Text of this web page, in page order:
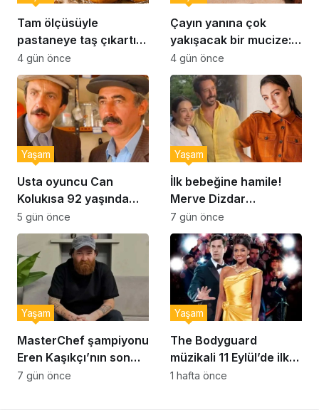
Tam ölçüsüyle
pastaneye taş çıkartır:
Şekerpare tarifi
4 gün önce
Çayın yanına çok
yakışacak bir mucize:
Brownie tadında ıslak
kurabiye tarifi…
4 gün önce
Usta oyuncu Can
Kolukısa 92 yaşında
hayatını kaybetti
Yaşam
5 gün önce
İlk bebeğine hamile!
Merve Dizdar
sessizliğini bozdu: ‘İsim
bulmak çok zor’
Yaşam
7 gün önce
MasterChef şampiyonu
Eren Kaşıkçı’nın son
anlarındaki kahreden
Yaşam
7 gün önce
The Bodyguard
müzikali 11 Eylül’de ilk
kez Türkiye’de
Yaşam
1 hafta önce